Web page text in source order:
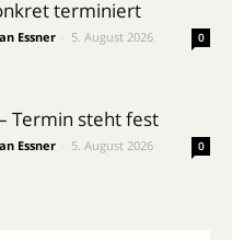
terminiert
Essner 5. August 2026 0
Termin steht fest
Essner 5. August 2026 0